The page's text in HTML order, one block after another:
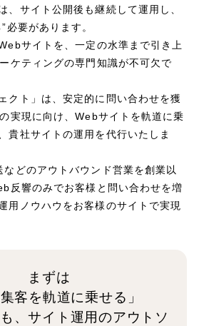
ある質問
ロジェクト／マーケティング代行
域のマーケティングまでまるっと代行
支援
クルーティング ／ 採用業務代行
面接など各種業務代行、採用の仕組み作り支援
ャリア ／人材紹介サービス
クラウド型工数管理ツール
案件ごとの営業利益をリアルタイムに可視化
シング（代行支援）
プロジェクト
強化」を目的としたマーケティング代行
ービス
ポリシー 情報セキュリティ方針
クッキーポリシー
ウェブアクセシビリティ方針
、サイト公開後も継続して運用し、
必要があります。
サイトを、一定の水準まで引き上
ケティングの専門知識が不可欠で
クト」は、安定的に問い合わせを獲
実現に向け、Webサイトを軌道に乗
貴社サイトの運用を代行いたしま
どのアウトバウンド営業を創業以
反響のみでお客様と問い合わせを増
用ノウハウをお客様のサイトで実現
まずは
集客を軌道に乗せる」
、サイト運用のアウトソ